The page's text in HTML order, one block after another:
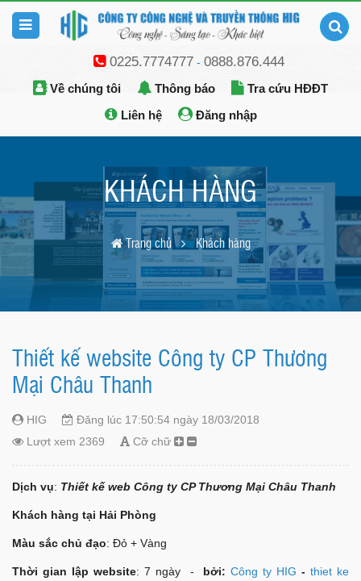
0225.7774777- 0888.876.444
Về chúng tôi Thông báo
Tra cứu HĐĐT
Liên hệ
Đăng nhập
KHÁCH HÀNG
Trang chủ Khách hàng
Thiết kế website Công ty CP Thương
Mại Châu Thanh
HIG
Đăng lúc 17:50:54 ngày 18/03/2018
Lượt xem 2369
Cỡ chữ
Dịch vụ: Thiết kế web Công ty CP Thương Mại Châu Thanh
Khách hàng tại Hải Phòng
Màu sắc chủ đạo: Đỏ + Vàng
Thời gian lập website: 7 ngày - bởi:Công ty HIG -thiet ke